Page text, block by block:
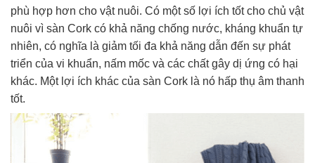
phù hợp hơn cho vật nuôi. Có một số lợi ích tốt cho chủ vật
nuôi vì sàn Cork có khả năng chống nước, kháng khuẩn tự
nhiên, có nghĩa là giảm tối đa khả năng dẫn đến sự phát
triển của vi khuẩn, nấm mốc và các chất gây dị ứng có hại
khác. Một lợi ích khác của sàn Cork là nó hấp thụ âm thanh
tốt.